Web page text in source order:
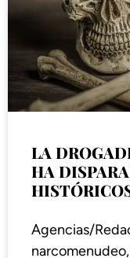
LA
HA
Agencias/